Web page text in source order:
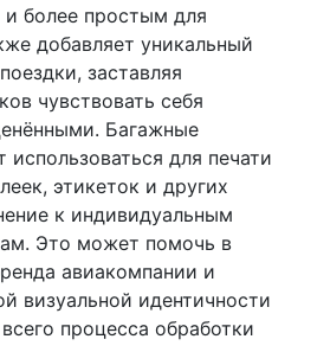
и более простым для
добавляет уникальный
заставляя
чувствовать себя
Багажные
использоваться для печати
этикеток и других
к индивидуальным
Это может помочь в
авиакомпании и
визуальной идентичности
процесса обработки